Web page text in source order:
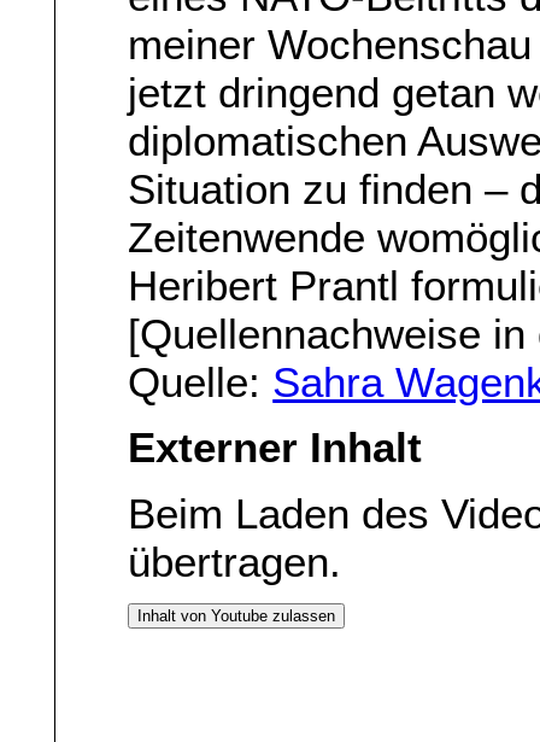
meiner
jetzt dringend getan
diplomatischen
Situation zu finden –
Zeitenwende
Heribert Prantl
[Quellennachweise
Quelle: Sahra
Externer Inhalt
Beim Laden des
übertragen.
Inhalt von Youtube zulassen